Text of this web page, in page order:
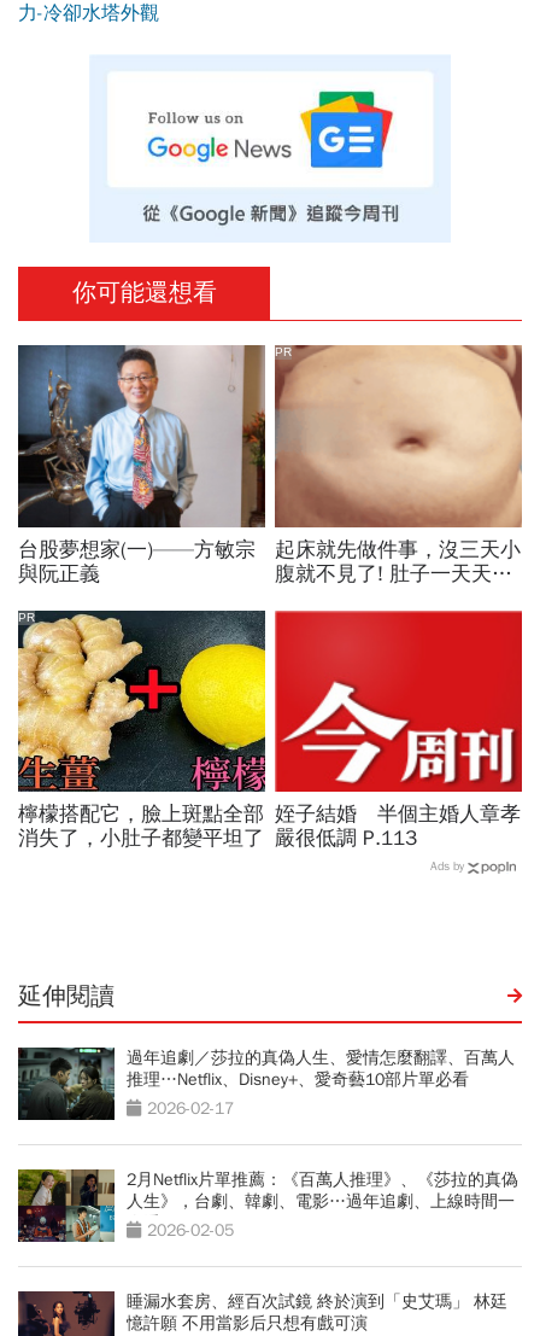
力-冷卻水塔外觀
你可能還想看
台股夢想家(一)——方敏宗
與阮正義
起床就先做件事，沒三天小
腹就不見了! 肚子一天天變
PR
檸檬搭配它，臉上斑點全部
消失了，小肚子都變平坦了
PR
姪子結婚 半個主婚人章孝
嚴很低調 P.113
Ads by
延伸閱讀
過年追劇／莎拉的真偽人生、愛情怎麼翻譯、百萬人
推理…Netflix、Disney+、愛奇藝10部片單必看
2026-02-17
2月Netflix片單推薦：《百萬人推理》、《莎拉的真偽
人生》，台劇、韓劇、電影…過年追劇、上線時間一
次看2026-02-05
睡漏水套房、經百次試鏡 終於演到「史艾瑪」 林廷
憶許願 不用當影后只想有戲可演